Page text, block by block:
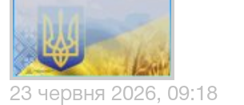
23 червня 2026, 09:18